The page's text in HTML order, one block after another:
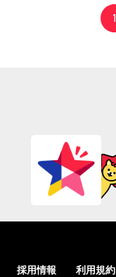
1
採用情報 利用規約